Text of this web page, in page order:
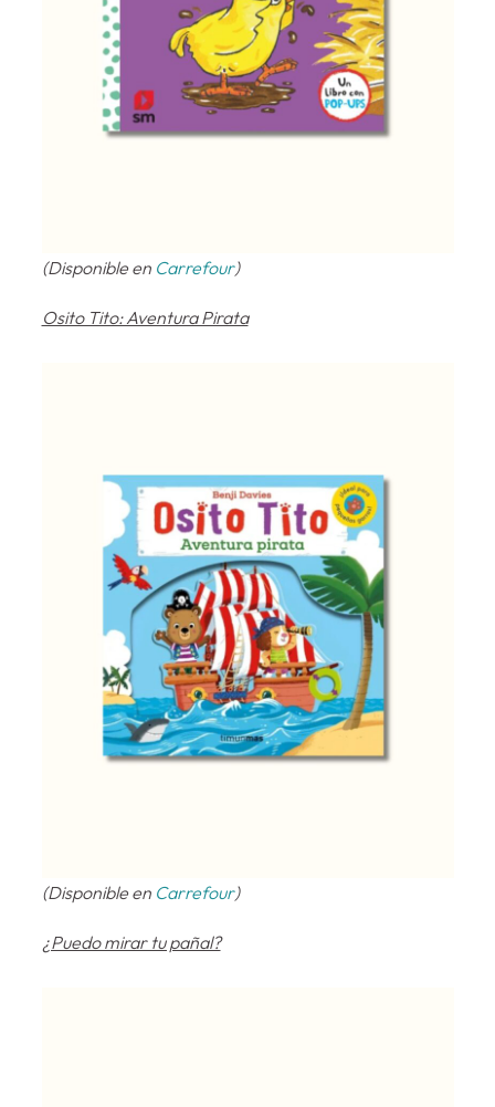
(Disponible en Carrefour)
Osito Tito: Aventura Pirata
(Disponible en Carrefour)
¿Puedo mirar tu pañal?